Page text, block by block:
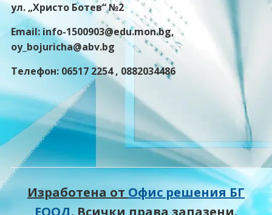
ул. „Христо Ботев“ №2
Email: info-1500903@edu.mon.bg,
oy_bojuricha@abv.bg
Телефон: 06517 2254 , 0882034486
Изработена от Офис решения БГ
ЕООД. Всички права запазени.